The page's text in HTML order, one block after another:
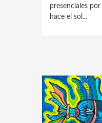
presenciales
hace el sol...